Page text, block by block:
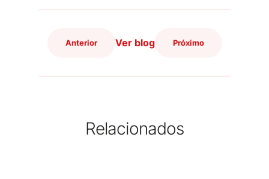
Anterior Ver blog Próximo
Relacionados